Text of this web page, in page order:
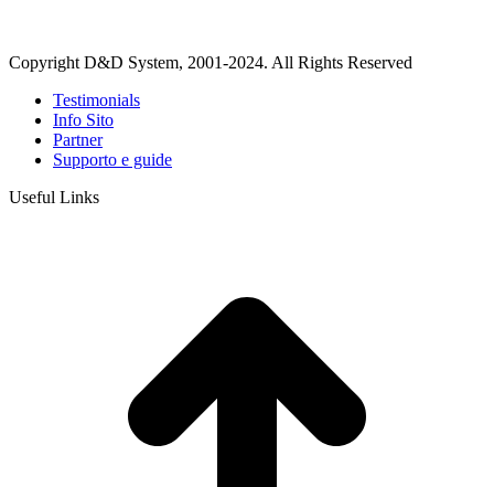
Copyright D&D System, 2001-2024. All Rights Reserved
Testimonials
Info Sito
Partner
Supporto e guide
Useful Links